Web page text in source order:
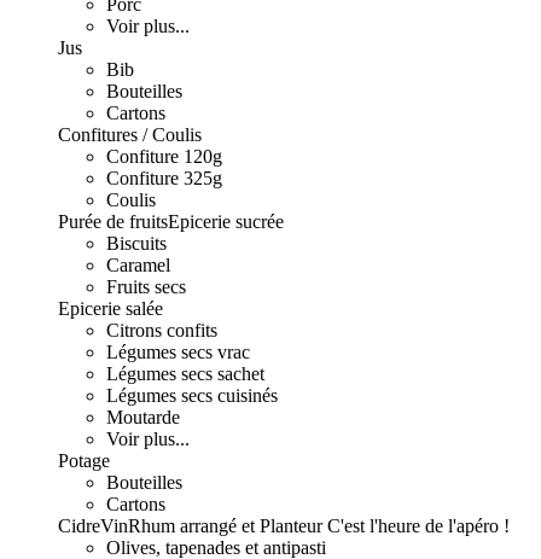
Porc
Voir plus...
Jus
Bib
Bouteilles
Cartons
Confitures / Coulis
Confiture 120g
Confiture 325g
Coulis
Purée de fruitsEpicerie sucrée
Biscuits
Caramel
Fruits secs
Epicerie salée
Citrons confits
Légumes secs vrac
Légumes secs sachet
Légumes secs cuisinés
Moutarde
Voir plus...
Potage
Bouteilles
Cartons
CidreVinRhum arrangé et PlanteurC'est l'heure de l'apéro !
Olives, tapenades et antipasti